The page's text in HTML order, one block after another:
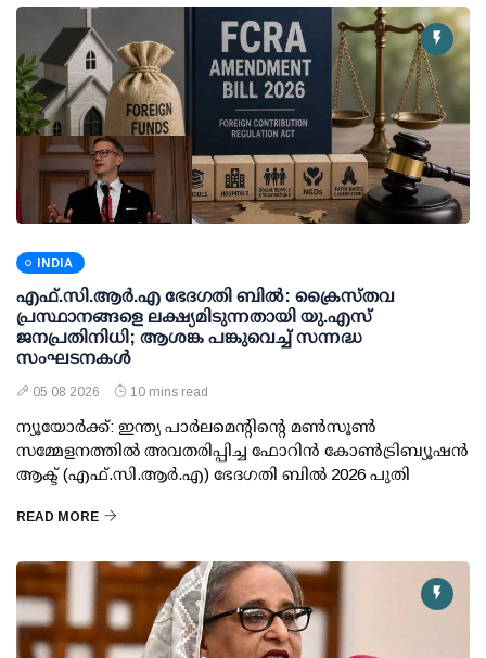
INDIA
എഫ്.സി.ആര്‍.എ ഭേദഗതി ബില്‍: ക്രൈസ്തവ
പ്രസ്ഥാനങ്ങളെ ലക്ഷ്യമിടുന്നതായി യു.എസ്
ജനപ്രതിനിധി; ആശങ്ക പങ്കുവെച്ച് സന്നദ്ധ
സംഘടനകള്‍
05 08 2026 10 mins read
ന്യൂയോര്‍ക്ക്: ഇന്ത്യ പാര്‍ലമെന്റിന്റെ മണ്‍സൂണ്‍
സമ്മേളനത്തില്‍ അവതരിപ്പിച്ച ഫോറിന്‍ കോണ്‍ട്രിബ്യൂഷന്‍
ആക്ട് (എഫ്.സി.ആര്‍.എ) ഭേദഗതി ബില്‍ 2026 പുതി
READ MORE